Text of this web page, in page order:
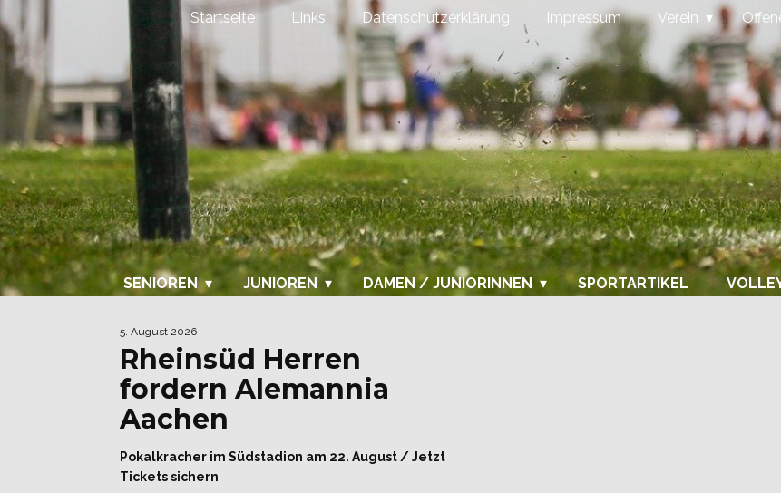
Startseite Links Datenschutzerklärung Impressum Verein
SENIOREN JUNIOREN DAMEN / JUNIORINNEN SPORTARTIKEL
5. August 2026
Rheinsüd Herren
fordern Alemannia
Aachen
Pokalkracher im Südstadion am 22. August / Jetzt
Tickets sichern